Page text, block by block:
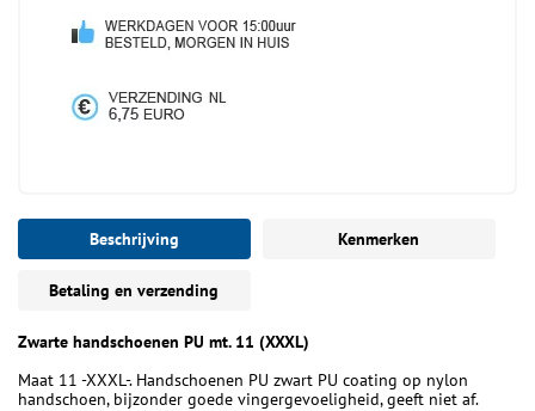
Beschrijving Kenmerken
Betaling en verzending
Zwarte handschoenen PU mt. 11 (XXXL)
Maat 11 -XXXL-. Handschoenen PU zwart PU coating op nylon
handschoen, bijzonder goede vingergevoeligheid, geeft niet af.